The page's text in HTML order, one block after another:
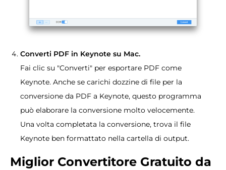
Converti PDF in Keynote su Mac.
Fai clic su "Converti" per esportare PDF come
Keynote. Anche se carichi dozzine di file per la
conversione da PDF a Keynote, questo programma
può elaborare la conversione molto velocemente.
Una volta completata la conversione, trova il file
Keynote ben formattato nella cartella di output.
Miglior Convertitore Gratuito da